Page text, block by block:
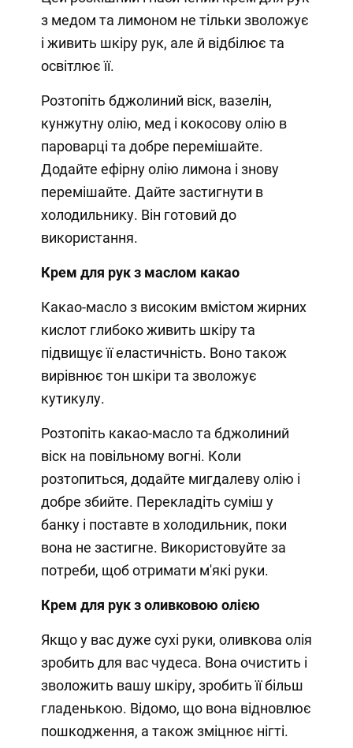
з медом та лимоном не тільки зволожує
і живить шкіру рук, але й відбілює та
освітлює її.
Розтопіть бджолиний віск, вазелін,
кунжутну олію, мед і кокосову олію в
пароварці та добре перемішайте.
Додайте ефірну олію лимона і знову
перемішайте. Дайте застигнути в
холодильнику. Він готовий до
використання.
Крем для рук з маслом какао
Какао-масло з високим вмістом жирних
кислот глибоко живить шкіру та
підвищує її еластичність. Воно також
вирівнює тон шкіри та зволожує
кутикулу.
Розтопіть какао-масло та бджолиний
віск на повільному вогні. Коли
розтопиться, додайте мигдалеву олію і
добре збийте. Перекладіть суміш у
банку і поставте в холодильник, поки
вона не застигне. Використовуйте за
потреби, щоб отримати м'які руки.
Крем для рук з оливковою олією
Якщо у вас дуже сухі руки, оливкова олія
зробить для вас чудеса. Вона очистить і
зволожить вашу шкіру, зробить її більш
гладенькою. Відомо, що вона відновлює
пошкодження, а також зміцнює нігті.